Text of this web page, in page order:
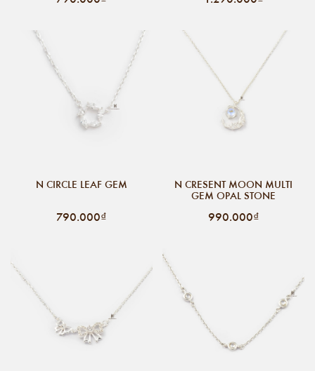
N CIRCLE LEAF GEM
790.000₫
N CRESENT MOON MULTI
GEM OPAL STONE
990.000₫